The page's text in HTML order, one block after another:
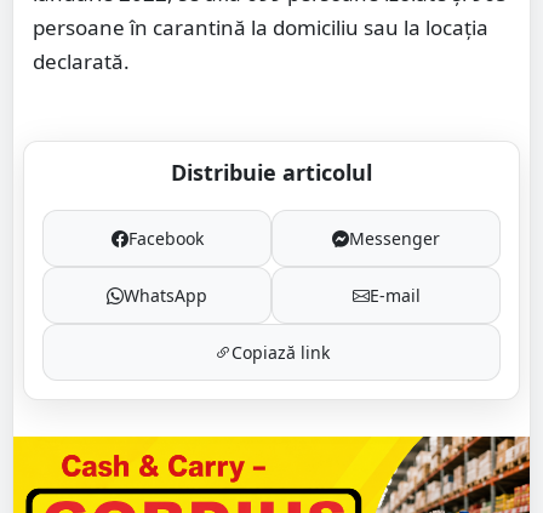
persoane în carantină la domiciliu sau la locația
declarată.
Distribuie articolul
Facebook Messenger
WhatsApp E-mail
Copiază link